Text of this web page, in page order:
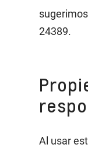
24389.
Al usar